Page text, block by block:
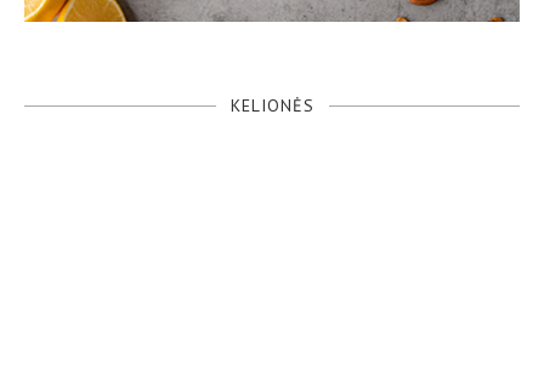
KELIONĖS